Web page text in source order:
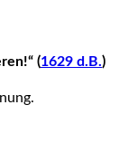
(1629 d.B.)